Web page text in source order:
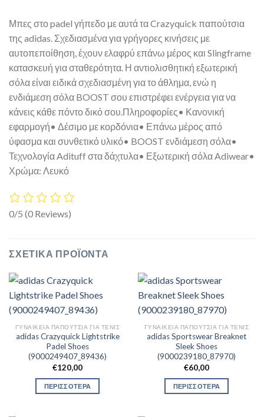
Μπες στο padel γήπεδο με αυτά τα Crazyquick παπούτσια
της adidas. Σχεδιασμένα για γρήγορες κινήσεις με
αυτοπεποίθηση, έχουν ελαφρύ επάνω μέρος και Slingframe
κατασκευή για σταθερότητα. Η αντιολισθητική εξωτερική
σόλα είναι ειδικά σχεδιασμένη για το άθλημα, ενώ η
ενδιάμεση σόλα BOOST σου επιστρέφει ενέργεια για να
κάνεις κάθε πόντο δικό σου.Πληροφορίες• Κανονική
εφαρμογή• Δέσιμο με κορδόνια• Επάνω μέρος από
ύφασμα και συνθετικό υλικό• BOOST ενδιάμεση σόλα•
Τεχνολογία Adituff στα δάχτυλα• Εξωτερική σόλα Adiwear•
Χρώμα: Λευκό
0/5 (0 Reviews)
ΣΧΕΤΙΚΆ ΠΡΟΪΌΝΤΑ
ΓΥΝΑΙΚΕΊΑ ΠΑΠΟΎΤΣΙΑ ΓΙΑ ΤΕΝΙΣ
adidas Crazyquick Lightstrike
Padel Shoes
(9000249407_89436)
€120,00
ΠΕΡΙΣΣΟΤΕΡΑ
ΓΥΝΑΙΚΕΊΑ ΠΑΠΟΎΤΣΙΑ ΓΙΑ ΤΕΝΙΣ
adidas Sportswear Breaknet
Sleek Shoes
(9000239180_87970)
€60,00
ΠΕΡΙΣΣΟΤΕΡΑ